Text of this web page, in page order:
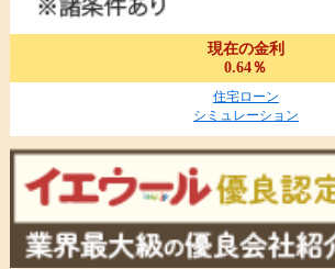
現在の金利
0.64％
住宅ローン
シミュレーション